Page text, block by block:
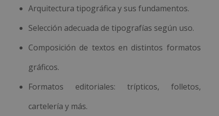
Arquitectura tipográfica y sus fundamentos.
Selección adecuada de tipografías según uso.
Composición de textos en distintos formatos
gráficos.
Formatos editoriales: trípticos, folletos,
cartelería y más.